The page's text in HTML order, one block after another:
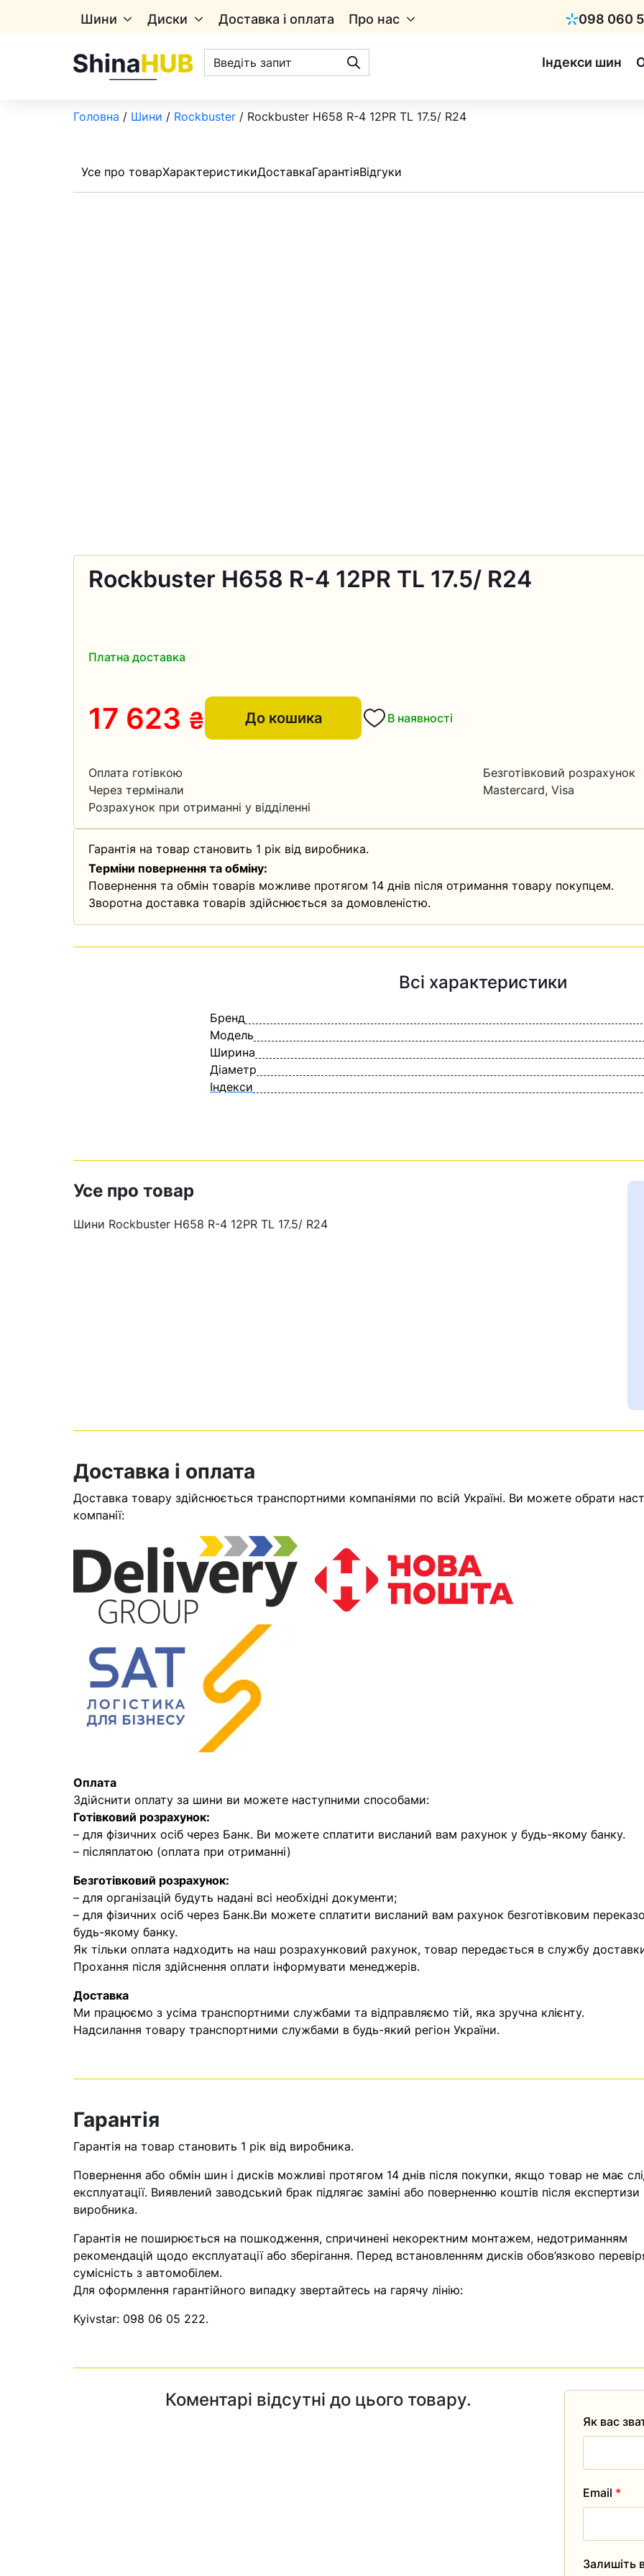
Шини Диски Доставка і оплата Про нас 098 060
Київстар
Пошук
товарів
Індекси шин
Кошик
У кошику немає товарів.
Помилка:
Оператор зв’яжеться з
найближчим часом
Головна / Шини / Rockbuster / Rockbuster H658 R-4 12PR TL 17.5/ R24
Усе про товарХарактеристикиДоставкаГарантіяВідгуки
Rockbuster H658 R-4 12PR TL 17.5/ R24
Платна доставка
17 623 ₴ До кошика В наявності
Оплата готівкою
Безготівковий розрахунок
Через термінали
Mastercard, Visa
Розрахунок при отриманні у відділенні
Гарантія на товар становить 1 рік від виробника.
Терміни повернення та обміну:
Повернення та обмін товарів можливе протягом 14 днів після отримання товару покупцем.
Зворотна доставка товарів здійснюється за домовленістю.
Всі характеристики
Бренд
Модель
Ширина
Діаметр
Індекси
Усе про товар
Шини Rockbuster H658 R-4 12PR TL 17.5/ R24
Доставка і оплата
Доставка товару здійснюється транспортними компаніями по всій Україні. Ви можете обрати
компанії:
Оплата
Здійснити оплату за шини ви можете наступними способами:
Готівковий розрахунок:
– для фізичних осіб через Банк. Ви можете сплатити висланий вам рахунок у будь-якому банку.
– післяплатою (оплата при отриманні)
Безготівковий розрахунок:
– для організацій будуть надані всі необхідні документи;
– для фізичних осіб через Банк.Ви можете сплатити висланий вам рахунок безготівковим
будь-якому банку.
Як тільки оплата надходить на наш розрахунковий рахунок, товар передається в службу
Прохання після здійснення оплати інформувати менеджерів.
Доставка
Ми працюємо з усіма транспортними службами та відправляємо тій, яка зручна клієнту.
Надсилання товару транспортними службами в будь-який регіон України.
Гарантія
Гарантія на товар становить 1 рік від виробника.
Повернення або обмін шин і дисків можливі протягом 14 днів після покупки, якщо товар не має
експлуатації. Виявлений заводський брак підлягає заміні або поверненню коштів після експертизи
виробника.
Гарантія не поширюється на пошкодження, спричинені некоректним монтажем, недотриманням
рекомендацій щодо експлуатації або зберігання. Перед встановленням дисків обов’язково
сумісність з автомобілем.
Для оформлення гарантійного випадку звертайтесь на гарячу лінію:
Kyivstar: 098 06 05 222.
Коментарі відсутні до цього товару.
Залишіть
Як вас
Email *